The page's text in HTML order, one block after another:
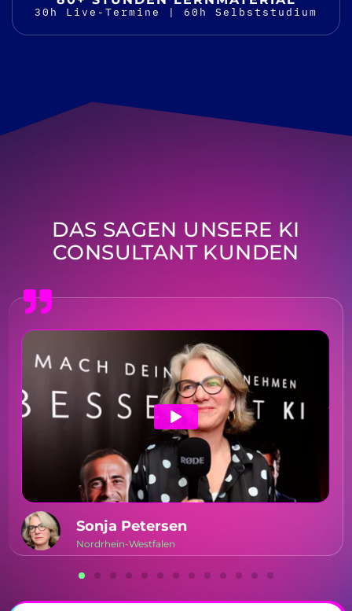
30h Live-Termine | 60h Selbststudium
DAS SAGEN UNSERE KI
CONSULTANT KUNDEN
Sonja Petersen
Nordrhein-Westfalen